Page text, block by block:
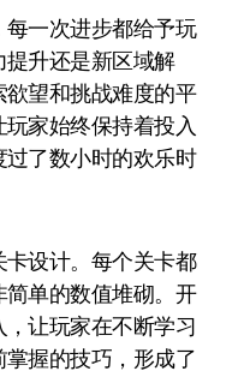
一次进步都给予玩
升还是新区域解
望和挑战难度的平
家始终保持着投入
了数小时的欢乐时
设计。每个关卡都
单的数值堆砌。开
让玩家在不断学习
握的技巧，形成了